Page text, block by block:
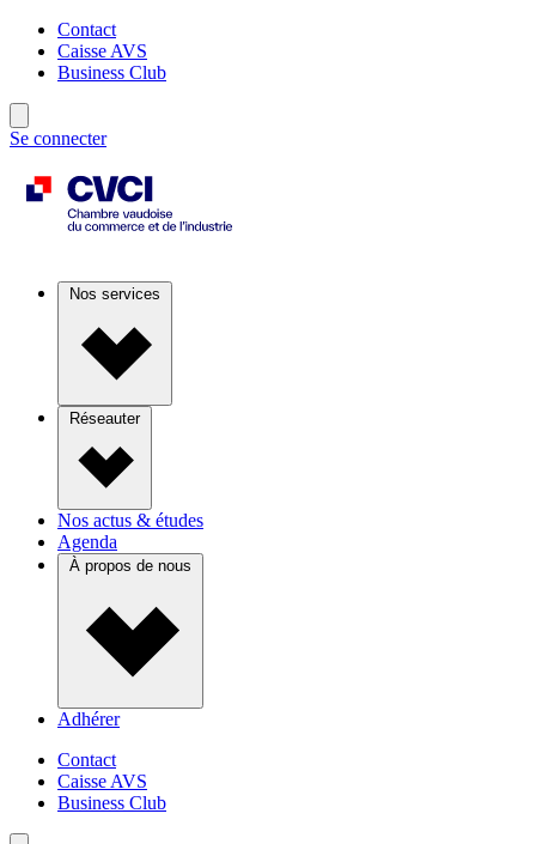
Contact
Caisse AVS
Business Club
Se connecter
Nos services
Réseauter
Nos actus & études
Agenda
À propos de nous
Adhérer
Contact
Caisse AVS
Business Club